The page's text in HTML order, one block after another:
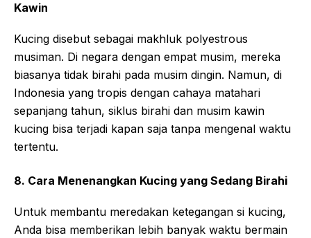
Kawin
Kucing disebut sebagai makhluk polyestrous
musiman. Di negara dengan empat musim, mereka
biasanya tidak birahi pada musim dingin. Namun, di
Indonesia yang tropis dengan cahaya matahari
sepanjang tahun, siklus birahi dan musim kawin
kucing bisa terjadi kapan saja tanpa mengenal waktu
tertentu.
8. Cara Menenangkan Kucing yang Sedang Birahi
Untuk membantu meredakan ketegangan si kucing,
Anda bisa memberikan lebih banyak waktu bermain